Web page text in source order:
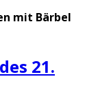
mit Bärbel
21.